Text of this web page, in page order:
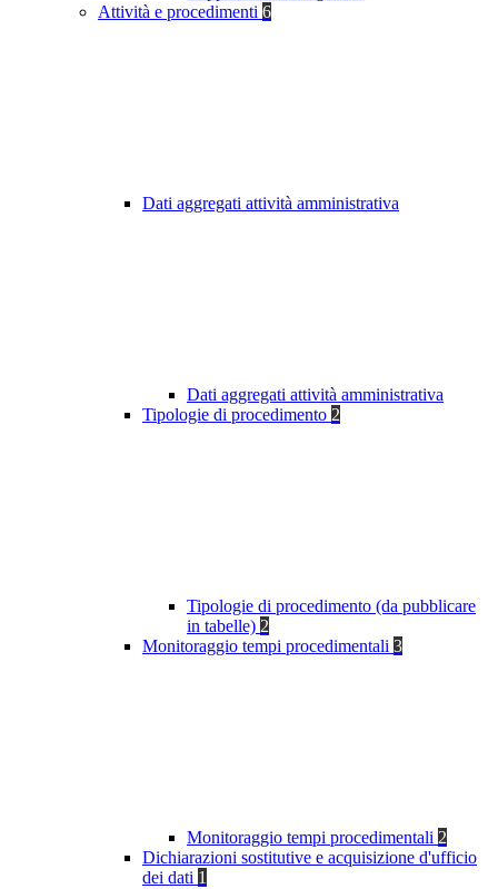
Attività e procedimenti 6
Dati aggregati attività amministrativa
Dati aggregati attività amministrativa
Tipologie di procedimento 2
Tipologie di procedimento (da pubblicare
in tabelle) 2
Monitoraggio tempi procedimentali 3
Monitoraggio tempi procedimentali 2
Dichiarazioni sostitutive e acquisizione d'ufficio
dei dati 1